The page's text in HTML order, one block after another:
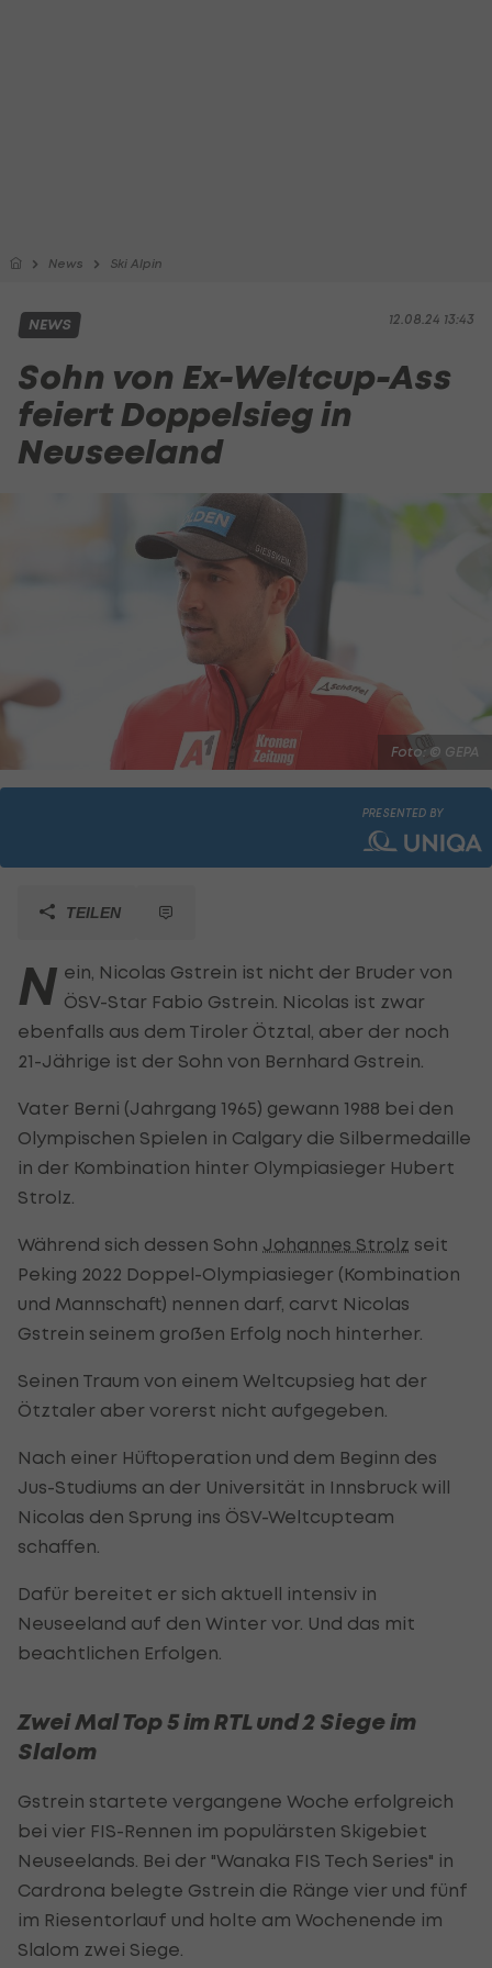
News Ski Alpin
12.08.24 13:43
NEWS
Sohn von Ex-Weltcup-Ass
feiert Doppelsieg in
Neuseeland
Foto: © GEPA
PRESENTED BY
TEILEN
N ein, Nicolas Gstrein ist nicht der Bruder von
ÖSV-Star Fabio Gstrein. Nicolas ist zwar
ebenfalls aus dem Tiroler Ötztal, aber der noch
21-Jährige ist der Sohn von Bernhard Gstrein.
Vater Berni (Jahrgang 1965) gewann 1988 bei den
Olympischen Spielen in Calgary die Silbermedaille
in der Kombination hinter Olympiasieger Hubert
Strolz.
Während sich dessen Sohn Johannes Strolz seit
Peking 2022 Doppel-Olympiasieger (Kombination
und Mannschaft) nennen darf, carvt Nicolas
Gstrein seinem großen Erfolg noch hinterher.
Seinen Traum von einem Weltcupsieg hat der
Ötztaler aber vorerst nicht aufgegeben.
Nach einer Hüftoperation und dem Beginn des
Jus-Studiums an der Universität in Innsbruck will
Nicolas den Sprung ins ÖSV-Weltcupteam
schaffen.
Dafür bereitet er sich aktuell intensiv in
Neuseeland auf den Winter vor. Und das mit
beachtlichen Erfolgen.
Zwei Mal Top 5 im RTL und 2 Siege im
Slalom
Gstrein startete vergangene Woche erfolgreich
bei vier FIS-Rennen im populärsten Skigebiet
Neuseelands. Bei der "Wanaka FIS Tech Series" in
Cardrona belegte Gstrein die Ränge vier und fünf
im Riesentorlauf und holte am Wochenende im
Slalom zwei Siege.